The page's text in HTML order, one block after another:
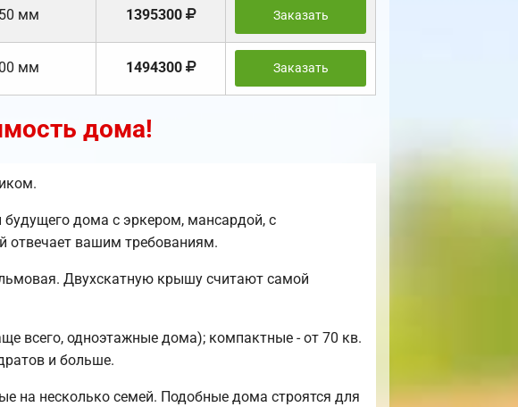
мм 1395300 Заказать
мм 1494300 Заказать
дома!
дома с эркером, мансардой, с
отвечает вашим требованиям.
Двухскатную крышу считают самой
всего, одноэтажные дома); компактные - от 70 кв.
и больше.
на несколько семей. Подобные дома строятся для